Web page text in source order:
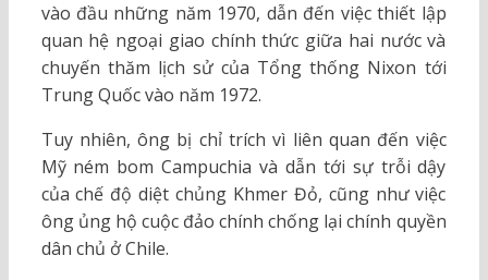
vào đầu những năm 1970, dẫn đến việc thiết lập
quan hệ ngoại giao chính thức giữa hai nước và
chuyến thăm lịch sử của Tổng thống Nixon tới
Trung Quốc vào năm 1972.
Tuy nhiên, ông bị chỉ trích vì liên quan đến việc
Mỹ ném bom Campuchia và dẫn tới sự trỗi dậy
của chế độ diệt chủng Khmer Đỏ, cũng như việc
ông ủng hộ cuộc đảo chính chống lại chính quyền
dân chủ ở Chile.